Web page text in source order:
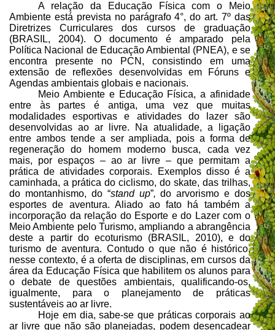
A relação da Educação Física com o Meio
Ambiente está prevista no parágrafo 4°, do art. 7º das
Diretrizes Curriculares dos cursos de graduação
(BRASIL, 2004). O documento é amparado pela
Política Nacional de Educação Ambiental (PNEA), e se
encontra presente no PCN, consistindo em uma
extensão de reflexões desenvolvidas em Fóruns e
Agendas ambientais globais e nacionais.
Meio Ambiente e Educação Física, a afinidade
entre às partes é antiga, uma vez que muitas
modalidades esportivas e atividades do lazer são
desenvolvidas ao ar livre. Na atualidade, a ligação
entre ambos tende a ser ampliada, pois a forma de
regeneração do homem moderno busca, cada vez
mais, por espaços – ao ar livre – que permitam a
prática de atividades corporais. Exemplos disso é a
caminhada, a prática do ciclismo, do skate, das trilhas,
do montanhismo, do “stand up”,do arvorismo e dos
esportes de aventura. Aliado ao fato há também a
incorporação da relação do Esporte e do Lazer com o
Meio Ambiente pelo Turismo, ampliando a abrangência
deste a partir do ecoturismo (BRASIL, 2010), e do
turismo de aventura. Contudo o que não é histórico,
nesse contexto, é a oferta de disciplinas, em cursos da
área da Educação Física que habilitem os alunos para
o debate de questões ambientais, qualificando-os,
igualmente, para o planejamento de práticas
sustentáveis ao ar livre.
Hoje em dia, sabe-se que práticas corporais ao
ar livre que não são planejadas, podem desencadear